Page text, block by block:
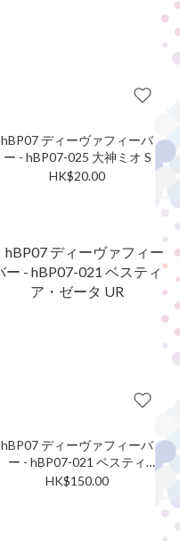
hBP07 ディーヴァフィーバ
ー - hBP07-025 大神ミオ S
HK$20.00
hBP07 ディーヴァフィーバ
ー - hBP07-021 ベスティ
ア・ゼータ UR
HK$150.00